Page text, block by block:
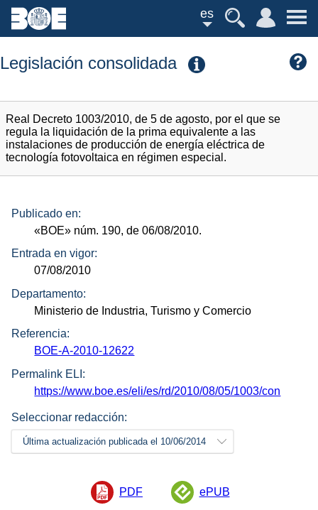
es
Legislación consolidada
Real Decreto 1003/2010, de 5 de agosto, por el que se
regula la liquidación de la prima equivalente a las
instalaciones de producción de energía eléctrica de
tecnología fotovoltaica en régimen especial.
Publicado en:
«BOE» núm. 190, de 06/08/2010.
Entrada en vigor:
07/08/2010
Departamento:
Ministerio de Industria, Turismo y Comercio
Referencia:
BOE-A-2010-12622
Permalink ELI:
https://www.boe.es/eli/es/rd/2010/08/05/1003/con
Seleccionar redacción:
Última actualización publicada el 10/06/2014
PDF ePUB